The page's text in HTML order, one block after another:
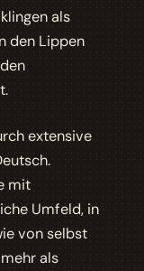
als
den Lippen
extensive
mit
Umfeld, in
von selbst
als